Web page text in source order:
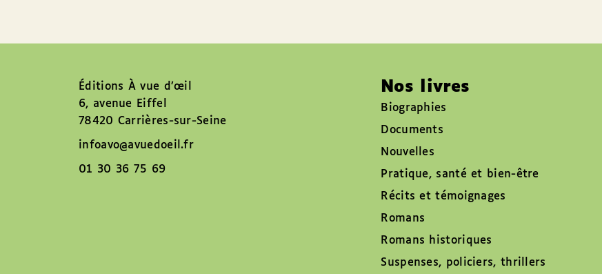
Éditions À vue d’œil
6, avenue Eiffel
78420 Carrières-sur-Seine
infoavo@avuedoeil.fr
01 30 36 75 69
Nos livres
Biographies
Documents
Nouvelles
Pratique, santé et bien-être
Récits et témoignages
Romans
Romans historiques
Suspenses, policiers, thrillers